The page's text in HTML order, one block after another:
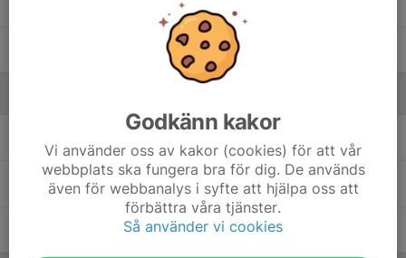
Dan JohanssonLagledare
Dennis ForsnorTränare
Godkänn kakor
Vi använder oss av kakor (cookies) för att vår
webbplats ska fungera bra för dig. De används
även för webbanalys i syfte att hjälpa oss att
förbättra våra tjänster.
Så använder vi cookies